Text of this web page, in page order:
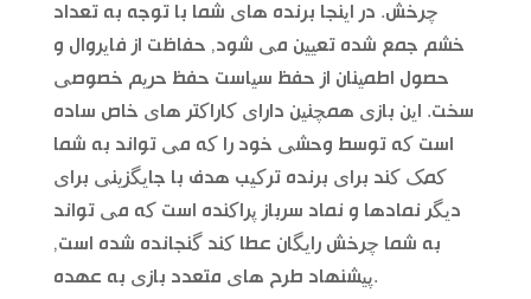
چرخش. در اینجا برنده های شما با توجه به تعداد
خشم جمع شده تعیین می شود, حفاظت از فایروال و
حصول اطمینان از حفظ سیاست حفظ حریم خصوصی
سخت. این بازی همچنین دارای کاراکتر های خاص ساده
است که توسط وحشی خود را که می تواند به شما
کمک کند برای برنده ترکیب هدف با جایگزینی برای
دیگر نمادها و نماد سرباز پراکنده است که می تواند
به شما چرخش رایگان عطا کند گنجانده شده است,
پیشنهاد طرح های متعدد بازی به عهده.